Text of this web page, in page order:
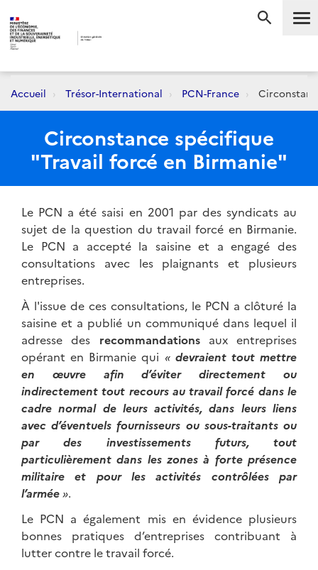
Accueil Trésor-International PCN-France
Circonstance spécifique
"Travail forcé en Birmanie"
Le PCN a été saisi en 2001 par des syndicats au
sujet de la question du travail forcé en Birmanie.
Le PCN a accepté la saisine et a engagé des
consultations avec les plaignants et plusieurs
entreprises.
À l'issue de ces consultations, le PCN a clôturé la
saisine et a publié un communiqué dans lequel il
adresse des recommandationsaux entreprises
opérant en Birmanie qui « devraient tout mettre
en œuvre afin d’éviter directement ou
indirectement tout recours au travail forcé dans le
cadre normal de leurs activités, dans leurs liens
avec d’éventuels fournisseurs ou sous-traitants ou
par des investissements futurs, tout
particulièrement dans les zones à forte présence
militaire et pour les activités contrôlées par
l’armée».
Le PCN a également mis en évidence plusieurs
bonnes pratiques d’entreprises contribuant à
lutter contre le travail forcé.